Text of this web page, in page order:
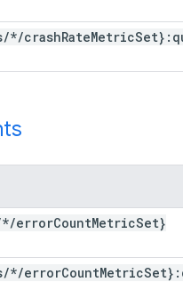
/*/crashRateMetric
*/errorCountMetricSet}
/*/errorCountMetric